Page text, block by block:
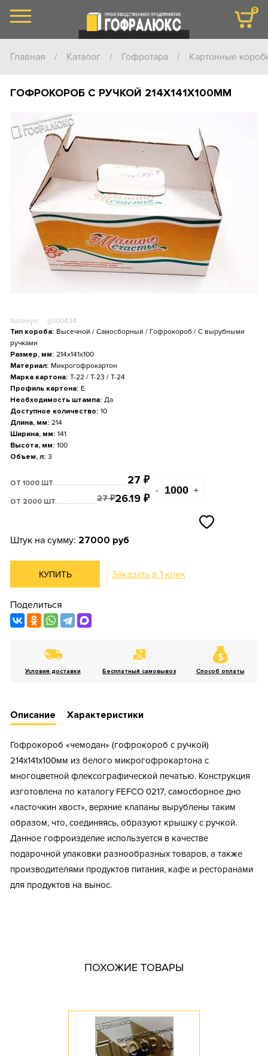
Главная / Каталог / Гофротара / Картонные
ГОФРОКОРОБ С РУЧКОЙ 214Х141Х100ММ
Артикул:
g000434
Тип короба: Высечной / Самосборный / Гофрокороб / С вырубными
ручками
Размер, мм: 214x141x100
Материал: Микрогофрокартон
Марка картона: Т-22 / Т-23 / Т-24
Профиль картона: E
Необходимость штампа: Да
Доступное количество: 10
Длина, мм: 214
Ширина, мм: 141
Высота, мм: 100
Объем, л: 3
ОТ 1000 ШТ. 27₽
ОТ 2000 ШТ. 27₽26.19₽
Штук на сумму: 27000 руб
КУПИТЬ Заказать в 1 клик
- +
Поделиться
Условия доставки Бесплатный самовывоз Способ оплаты
Описание Характеристики
Гофрокороб «чемодан» (гофрокороб с ручкой)
214х141х100мм из белого микрогофрокартона с
многоцветной флексографической печатью. Конструкция
изготовлена по каталогу FEFCO 0217, самосборное дно
«ласточкин хвост», верхние клапаны вырублены таким
образом, что, соединяясь, образуют крышку с ручкой.
Данное гофроизделие используется в качестве
подарочной упаковки разнообразных товаров, а также
производителями продуктов питания, кафе и ресторанами
для продуктов на вынос.
Марка картона: Т-22 / Т-23 / Т-24
Доступное количество: 10
ПОХОЖИЕ ТОВАРЫ